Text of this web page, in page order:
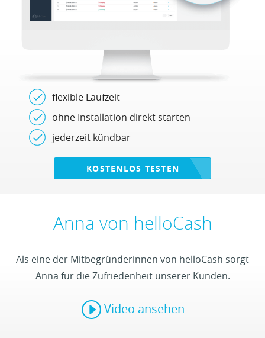
flexible Laufzeit
ohne Installation direkt starten
jederzeit kündbar
KOSTENLOS TESTEN
Anna von helloCash
Als eine der Mitbegründerinnen von helloCash sorgt
Anna für die Zufriedenheit unserer Kunden.
IVideo ansehen